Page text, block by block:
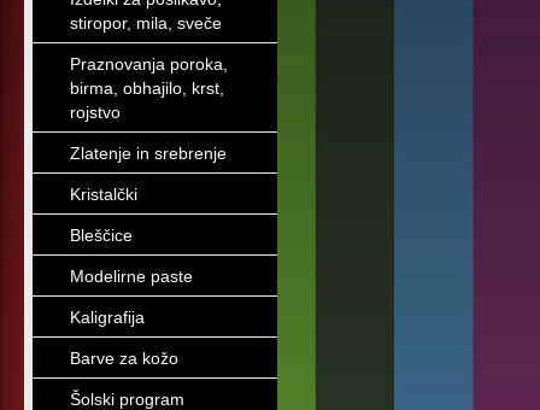
stiropor, mila, sveče
Praznovanja poroka,
birma, obhajilo, krst,
rojstvo
Zlatenje in srebrenje
Kristalčki
Bleščice
Modelirne paste
Kaligrafija
Barve za kožo
Šolski program